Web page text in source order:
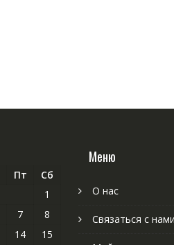
Пт
Сб
1
7
8
14
15
Меню
О нас
Связаться с нами